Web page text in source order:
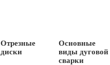
Отрезные
диски
Основные
виды дуговой
сварки